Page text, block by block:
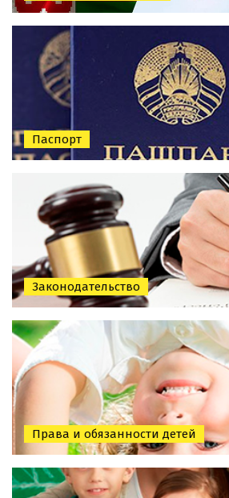
Паспорт
Законодательство
Права и обязанности детей